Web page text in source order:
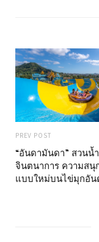
PREV POST
“อันดามันดา” สวนน้
จินตนาการ ความสนุ
แบบใหม่บนไข่มุกอั